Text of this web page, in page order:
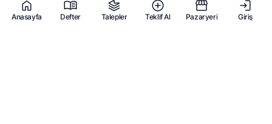
Anasayfa Defter Talepler Teklif Al Pazaryeri Giriş